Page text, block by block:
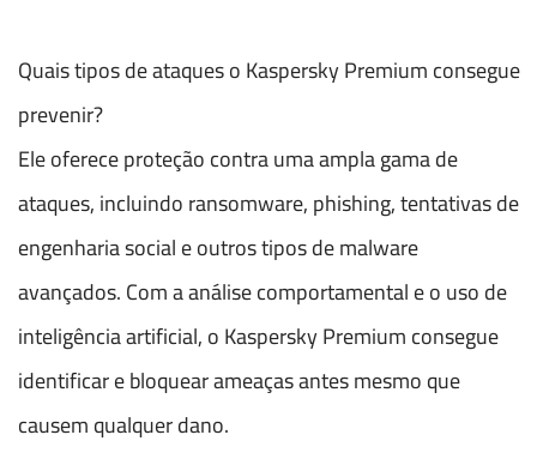
Quais tipos de ataques o Kaspersky Premium consegue
prevenir?
Ele oferece proteção contra uma ampla gama de
ataques, incluindo ransomware, phishing, tentativas de
engenharia social e outros tipos de malware
avançados. Com a análise comportamental e o uso de
inteligência artificial, o Kaspersky Premium consegue
identificar e bloquear ameaças antes mesmo que
causem qualquer dano.